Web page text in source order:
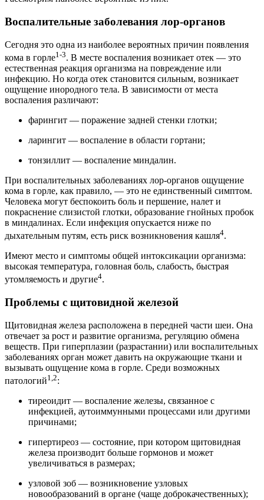
Воспалительные заболевания лор-органов
Сегодня это одна из наиболее вероятных причин появления
кома в горле1-3. В месте воспаления возникает отек — это
естественная реакция организма на повреждение или
инфекцию. Но когда отек становится сильным, возникает
ощущение инородного тела. В зависимости от места
воспаления различают:
фарингит — поражение задней стенки глотки;
ларингит — воспаление в области гортани;
тонзиллит — воспаление миндалин.
При воспалительных заболеваниях лор-органов ощущение
кома в горле, как правило, — это не единственный симптом.
Человека могут беспокоить боль и першение, налет и
покраснение слизистой глотки, образование гнойных пробок
в миндалинах. Если инфекция опускается ниже по
дыхательным путям, есть риск возникновения кашля4.
Имеют место и симптомы общей интоксикации организма:
высокая температура, головная боль, слабость, быстрая
утомляемость и другие4.
Проблемы с щитовидной железой
Щитовидная железа расположена в передней части шеи. Она
отвечает за рост и развитие организма, регуляцию обмена
веществ. При гиперплазии (разрастании) или воспалительных
заболеваниях орган может давить на окружающие ткани и
вызывать ощущение кома в горле. Среди возможных
патологий1,2:
тиреоидит — воспаление железы, связанное с
инфекцией, аутоиммунными процессами или другими
причинами;
гипертиреоз — состояние, при котором щитовидная
железа производит больше гормонов и может
увеличиваться в размерах;
узловой зоб — возникновение узловых
новообразований в органе (чаще доброкачественных);